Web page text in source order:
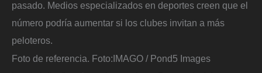
pasado. Medios especializados en deportes creen que el
número podría aumentar si los clubes invitan a más
peloteros.
Foto de referencia. Foto:IMAGO / Pond5 Images